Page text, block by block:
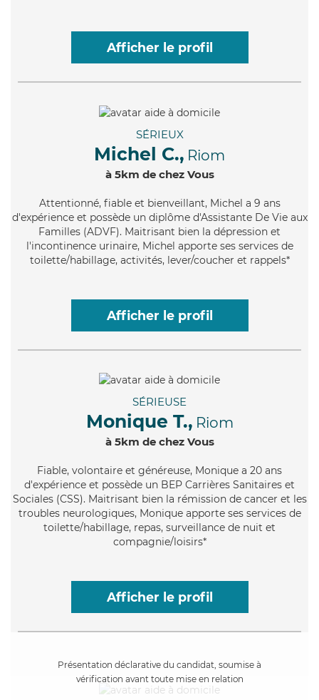
Afficher le profil
SÉRIEUX
Michel C., Riom
à 5km de chez Vous
Attentionné, fiable et bienveillant, Michel a 9 ans
d'expérience et possède un diplôme d'Assistante De Vie aux
Familles (ADVF). Maitrisant bien la dépression et
l'incontinence urinaire, Michel apporte ses services de
toilette/habillage, activités, lever/coucher et rappels*
Afficher le profil
SÉRIEUSE
Monique T., Riom
à 5km de chez Vous
Fiable, volontaire et généreuse, Monique a 20 ans
d'expérience et possède un BEP Carrières Sanitaires et
Sociales (CSS). Maitrisant bien la rémission de cancer et les
troubles neurologiques, Monique apporte ses services de
toilette/habillage, repas, surveillance de nuit et
compagnie/loisirs*
Afficher le profil
Présentation déclarative du candidat, soumise à
vérification avant toute mise en relation